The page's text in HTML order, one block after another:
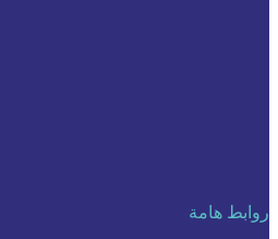
روابط هامة